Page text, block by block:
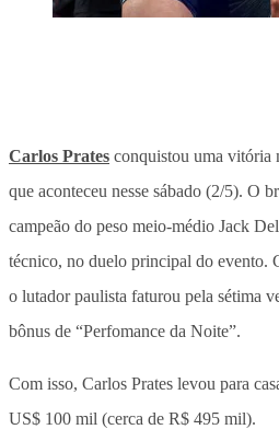
Carlos Prates conquistou uma vitória
que aconteceu nesse sábado (2/5). O
campeão do peso meio-médio Jack
técnico, no duelo principal do evento.
o lutador paulista faturou pela sétima
bônus de “Perfomance da Noite”.
Com isso, Carlos Prates levou para
US$ 100 mil (cerca de R$ 495 mil).